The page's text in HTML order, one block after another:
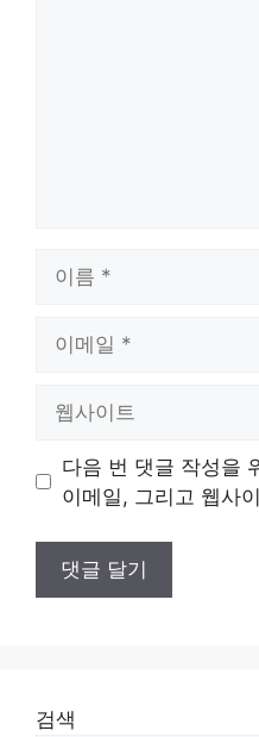
트
다음 번 댓글 작성을
이메일, 그리고 웹사
검색